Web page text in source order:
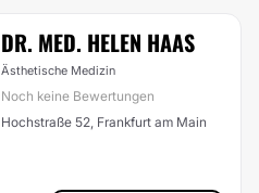
DR. MED. HELEN HAAS
Ästhetische Medizin
Noch keine Bewertungen
Hochstraße 52, Frankfurt am Main